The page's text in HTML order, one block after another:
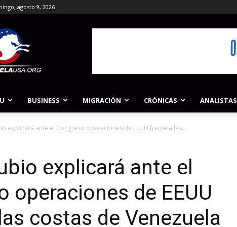
agosto 9, 2026
Venezuela
USA
BUSINESS MIGRACIÓN CRÓNICAS ANALISTAS
explicará ante el Congreso operaciones de EEUU frente a las...
explicará ante el
operaciones de EEUU
costas de Venezuela